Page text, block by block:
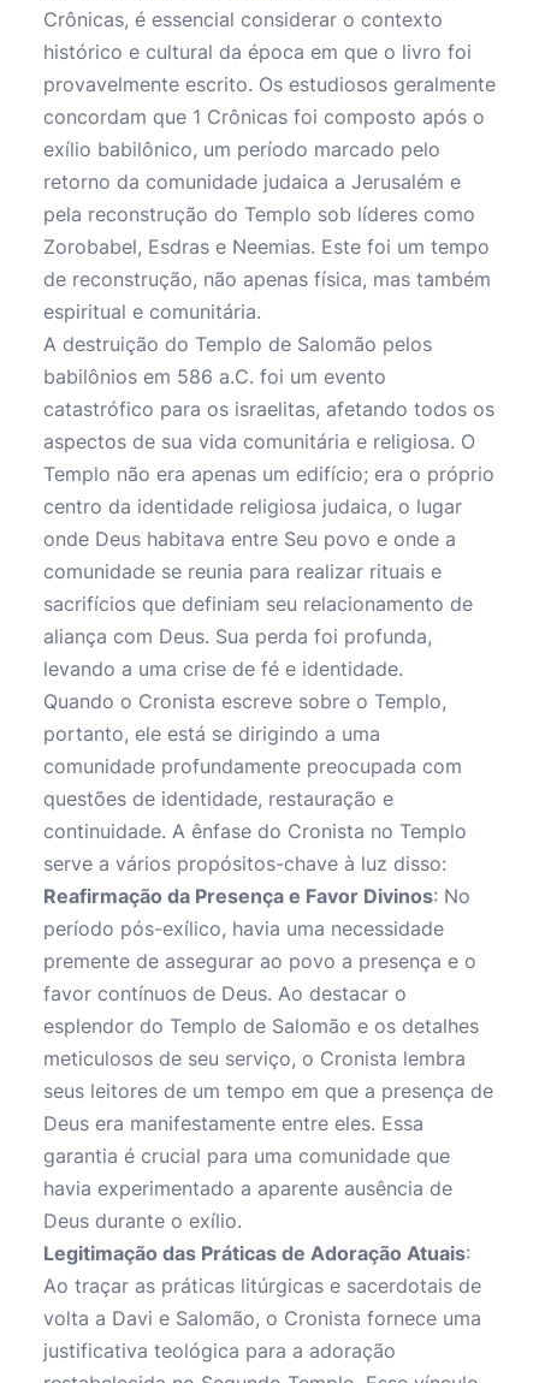
Crônicas, é essencial considerar o contexto
histórico e cultural da época em que o livro foi
provavelmente escrito. Os estudiosos geralmente
concordam que 1 Crônicas foi composto após o
exílio babilônico, um período marcado pelo
retorno da comunidade judaica a Jerusalém e
pela reconstrução do Templo sob líderes como
Zorobabel, Esdras e Neemias. Este foi um tempo
de reconstrução, não apenas física, mas também
espiritual e comunitária.
A destruição do Templo de Salomão pelos
babilônios em 586 a.C. foi um evento
catastrófico para os israelitas, afetando todos os
aspectos de sua vida comunitária e religiosa. O
Templo não era apenas um edifício; era o próprio
centro da identidade religiosa judaica, o lugar
onde Deus habitava entre Seu povo e onde a
comunidade se reunia para realizar rituais e
sacrifícios que definiam seu relacionamento de
aliança com Deus. Sua perda foi profunda,
levando a uma crise de fé e identidade.
Quando o Cronista escreve sobre o Templo,
portanto, ele está se dirigindo a uma
comunidade profundamente preocupada com
questões de identidade, restauração e
continuidade. A ênfase do Cronista no Templo
serve a vários propósitos-chave à luz disso:
Reafirmação da Presença e Favor Divinos: No
período pós-exílico, havia uma necessidade
premente de assegurar ao povo a presença e o
favor contínuos de Deus. Ao destacar o
esplendor do Templo de Salomão e os detalhes
meticulosos de seu serviço, o Cronista lembra
seus leitores de um tempo em que a presença de
Deus era manifestamente entre eles. Essa
garantia é crucial para uma comunidade que
havia experimentado a aparente ausência de
Deus durante o exílio.
Legitimação das Práticas de Adoração Atuais:
Ao traçar as práticas litúrgicas e sacerdotais de
volta a Davi e Salomão, o Cronista fornece uma
justificativa teológica para a adoração